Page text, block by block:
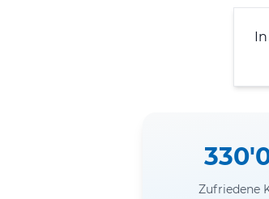
In
Zufriedene